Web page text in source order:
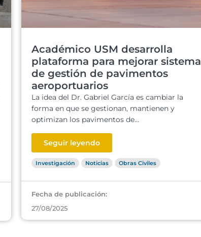
Académico USM desarrolla
plataforma para mejorar sistema
de gestión de pavimentos
aeroportuarios
La idea del Dr. Gabriel García es cambiar la
forma en que se gestionan, mantienen y
optimizan los pavimentos de...
Seguir leyendo
Investigación Noticias Obras Civiles
Fecha de publicación:
27/08/2025